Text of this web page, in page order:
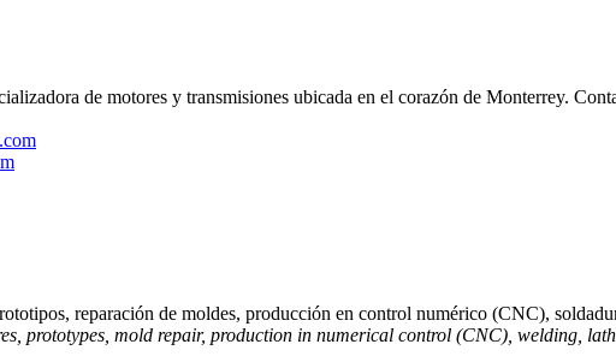
de motores y transmisiones ubicada en el corazón de Monterrey.
reparación de moldes, producción en control numérico (CNC),
prototypes, mold repair, production in numerical control (CNC), welding,